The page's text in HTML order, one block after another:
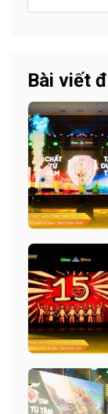
Bài viết